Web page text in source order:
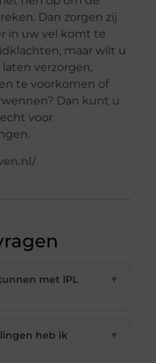
Dan zorgen zij
in uw vel komt te
maar wilt u
verzorgen,
te voorkomen of
Dan kunt u
voor
met IPL
▼
heb ik
▼